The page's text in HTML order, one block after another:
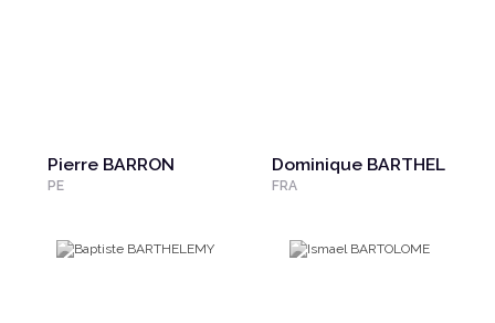
Pierre BARRON
PE
Dominique BARTHEL
FRA